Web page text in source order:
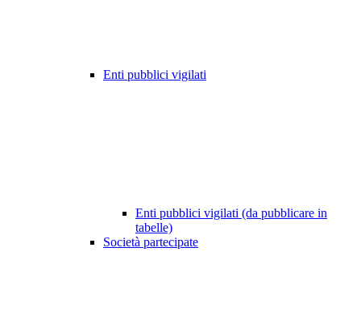
Enti pubblici vigilati
Enti pubblici vigilati (da pubblicare in
tabelle)
Società partecipate